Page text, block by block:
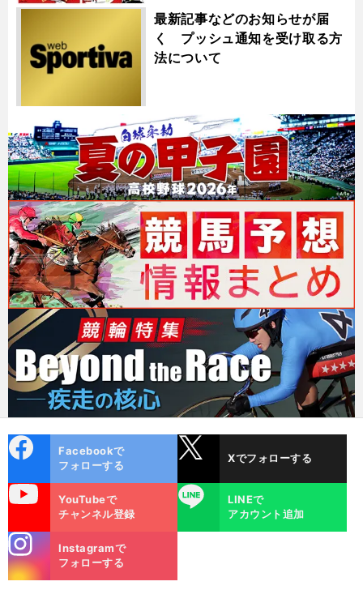
最新記事などのお知らせが届
く プッシュ通知を受け取る方
法について
ok
Facebookで
フォローする
Xでフォローする
YouTubeで
チャンネル登録
LINE
LINEで
アカウント追加
m
Instagramで
フォローする